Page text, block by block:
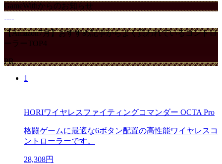
GameWithからのお知らせ
【Amazon7月】おすすめ記事からよく買われているコントロ
ーラーTOP4
PR
1
HORIワイヤレスファイティングコマンダー OCTA Pro
格闘ゲームに最適な6ボタン配置の高性能ワイヤレスコ
ントローラーです。
28,308円